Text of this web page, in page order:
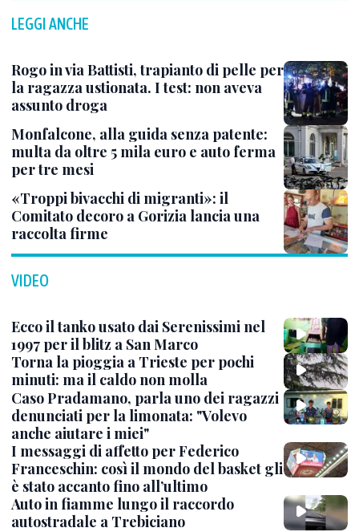
LEGGI ANCHE
Rogo in via Battisti, trapianto di pelle per
la ragazza ustionata. I test: non aveva
assunto droga
Monfalcone, alla guida senza patente:
multa da oltre 5 mila euro e auto ferma
per tre mesi
«Troppi bivacchi di migranti»: il
Comitato decoro a Gorizia lancia una
raccolta firme
VIDEO
Ecco il tanko usato dai Serenissimi nel
1997 per il blitz a San Marco
Torna la pioggia a Trieste per pochi
minuti: ma il caldo non molla
Caso Pradamano, parla uno dei ragazzi
denunciati per la limonata: "Volevo
anche aiutare i miei"
I messaggi di affetto per Federico
Franceschin: così il mondo del basket gli
è stato accanto fino all’ultimo
Auto in fiamme lungo il raccordo
autostradale a Trebiciano